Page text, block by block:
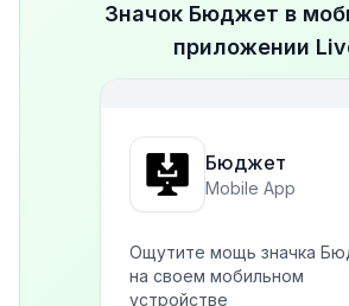
Значок Бюджет в
приложении
Бюджет
Mobile App
Ощутите мощь значка
на своем мобильном
устройстве